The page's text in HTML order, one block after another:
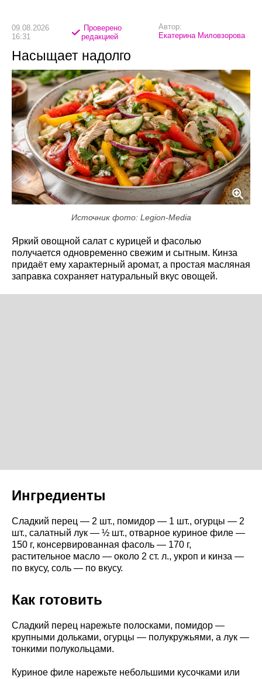
09.08.2026
16:31
Проверено
редакцией
Автор:
Екатерина Миловзорова
Насыщает надолго
Источник фото: Legion-Media
Яркий овощной салат с курицей и фасолью
получается одновременно свежим и сытным. Кинза
придаёт ему характерный аромат, а простая масляная
заправка сохраняет натуральный вкус овощей.
Ингредиенты
Сладкий перец — 2 шт., помидор — 1 шт., огурцы — 2
шт., салатный лук — ½ шт., отварное куриное филе —
150 г, консервированная фасоль — 170 г,
растительное масло — около 2 ст. л., укроп и кинза —
по вкусу, соль — по вкусу.
Как готовить
Сладкий перец нарежьте полосками, помидор —
крупными дольками, огурцы — полукружьями, а лук —
тонкими полукольцами.
Куриное филе нарежьте небольшими кусочками или